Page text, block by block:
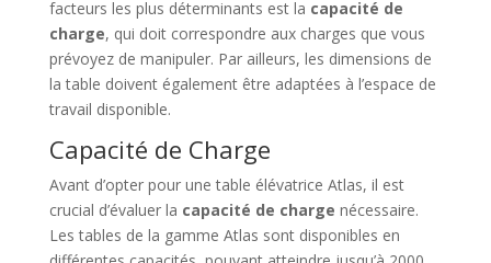
facteurs les plus déterminants est la capacité de
charge, qui doit correspondre aux charges que vous
prévoyez de manipuler. Par ailleurs, les dimensions de
la table doivent également être adaptées à l’espace de
travail disponible.
Capacité de Charge
Avant d’opter pour une table élévatrice Atlas, il est
crucial d’évaluer la capacité de charge nécessaire.
Les tables de la gamme Atlas sont disponibles en